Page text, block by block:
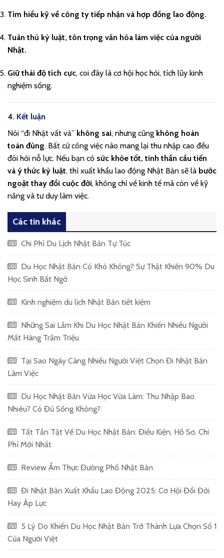
Tìm hiểu kỹ về công ty tiếp nhận và hợp đồng lao động.
Tuân thủ kỷ luật, tôn trọng văn hóa làm việc của người
Nhật.
Giữ thái độ tích cực, coi đây là cơ hội học hỏi, tích lũy kinh
nghiệm sống.
4. Kết luận
Nói “đi Nhật vất vả” không sai, nhưng cũng không hoàn
toàn đúng. Bất cứ công việc nào mang lại thu nhập cao đều
đòi hỏi nỗ lực. Nếu bạn có sức khỏe tốt, tinh thần cầu tiến
và ý thức kỷ luật, thì xuất khẩu lao động Nhật Bản sẽ là bước
ngoặt thay đổi cuộc đời, không chỉ về kinh tế mà còn về kỹ
năng và tư duy làm việc.
Các tin khác
Chi Phí Du Lịch Nhật Bản Tự Túc
Du Học Nhật Bản Có Khó Không? Sự Thật Khiến 90% Du
Học Sinh Bất Ngờ
Kinh nghiệm du lịch Nhật Bản tiết kiệm
Những Sai Lầm Khi Du Học Nhật Bản Khiến Nhiều Người
Mất Hàng Trăm Triệu
Tại Sao Ngày Càng Nhiều Người Việt Chọn Đi Nhật Bản
Làm Việc
Du Học Nhật Bản Vừa Học Vừa Làm: Thu Nhập Bao
Nhiêu? Có Đủ Sống Không?
Tất Tần Tật Về Du Học Nhật Bản: Điều Kiện, Hồ Sơ, Chi
Phí Mới Nhất
Review Ẩm Thực Đường Phố Nhật Bản
Đi Nhật Bản Xuất Khẩu Lao Động 2025: Cơ Hội Đổi Đời
Hay Áp Lực
5 Lý Do Khiến Du Học Nhật Bản Trở Thành Lựa Chọn Số 1
Của Người Việt